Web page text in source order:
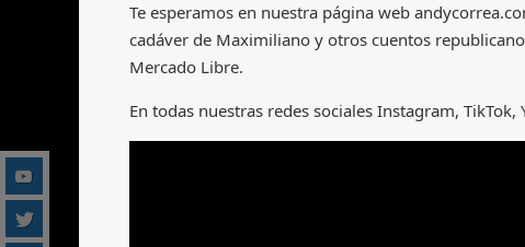
Te esperamos en nuestra página web
cadáver de Maximiliano y otros cuentos
Mercado Libre.
En todas nuestras redes sociales Instagram,